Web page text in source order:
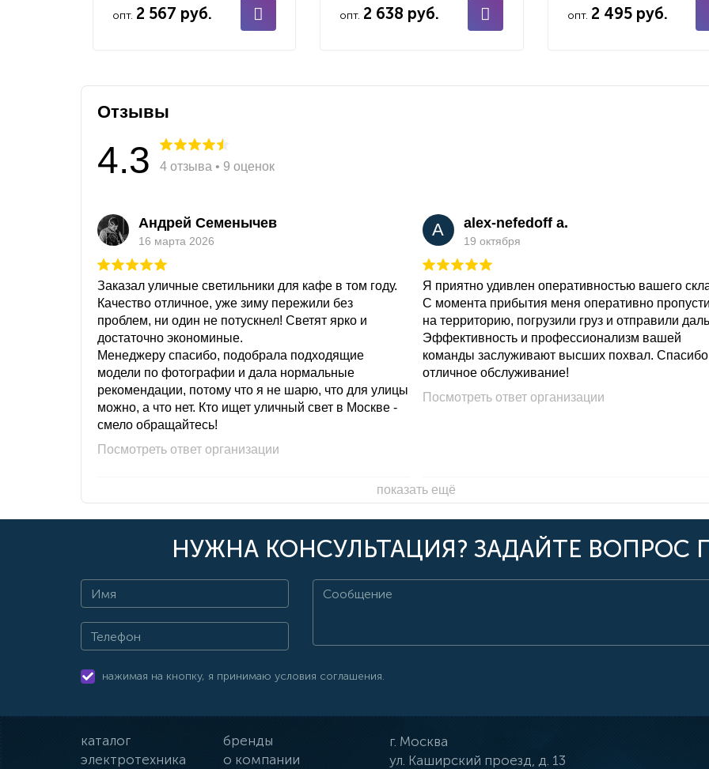
опт. 2 567 руб. опт. 2 638 руб. опт. 2 495 руб.
Отзывы
4.3 4 отзыва • 9 оценок
Андрей Семенычев
16 марта 2026
Заказал уличные светильники для кафе в том году.
Качество отличное, уже зиму пережили без
проблем, ни один не потускнел! Светят ярко и
достаточно экономиные.
Менеджеру спасибо, подобрала подходящие
модели по фотографии и дала нормальные
рекомендации, потому что я не шарю, что для улицы
можно, а что нет. Кто ищет уличный свет в Москве -
смело обращайтесь!
Посмотреть ответ организации
A alex-nefedoff a.
19 октября
Я приятно удивлен оперативностью вашего
С момента прибытия меня оперативно
на территорию, погрузили груз и отправили
Эффективность и профессионализм вашей
команды заслуживают высших похвал. Спасибо
отличное обслуживание!
Посмотреть ответ организации
показать ещё
НУЖНА КОНСУЛЬТАЦИЯ? ЗАДАЙТЕ ВОПРОС
нажимая на кнопку, я принимаю условия соглашения.
каталог
бренды
электротехника
о компании
г. Москва
ул. Каширский проезд, д. 13